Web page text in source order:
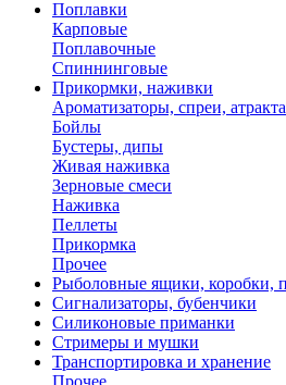
Поплавки
Карповые
Поплавочные
Спиннинговые
Прикормки, наживки
Ароматизаторы, спреи,
Бойлы
Бустеры, дипы
Живая наживка
Зерновые смеси
Наживка
Пеллеты
Прикормка
Прочее
Рыболовные ящики, коробки,
Сигнализаторы, бубенчики
Силиконовые приманки
Стримеры и мушки
Транспортировка и хранение
Прочее